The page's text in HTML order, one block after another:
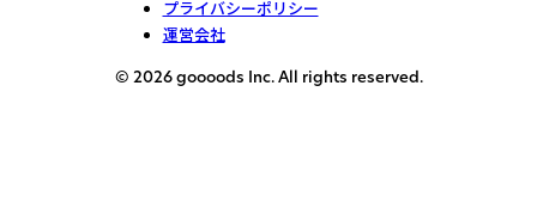
プライバシーポリシー
運営会社
© 2026 goooods Inc. All rights reserved.